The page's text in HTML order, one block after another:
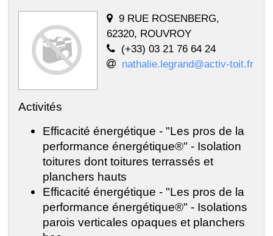
9 RUE ROSENBERG,
62320, ROUVROY
(+33) 03 21 76 64 24
nathalie.legrand@activ-toit.fr
Activités
Efficacité énergétique - "Les pros de la
performance énergétique®" - Isolation
toitures dont toitures terrassés et
planchers hauts
Efficacité énergétique - "Les pros de la
performance énergétique®" - Isolations
parois verticales opaques et planchers